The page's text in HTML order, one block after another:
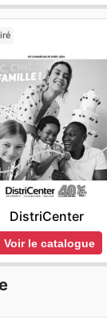
DistriCenter
Voir le catalogue